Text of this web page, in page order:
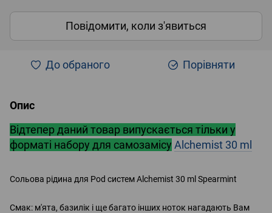
Повідомити, коли з'явиться
До обраного Порівняти
Опис
Відтепер даний товар випускається тільки у
форматі набору для самозамісу Alchemist 30 ml
Сольова рідина для Pod систем Alchemist 30 ml Spearmint
Смак: м'ята, базилік і ще багато інших ноток нагадають Вам